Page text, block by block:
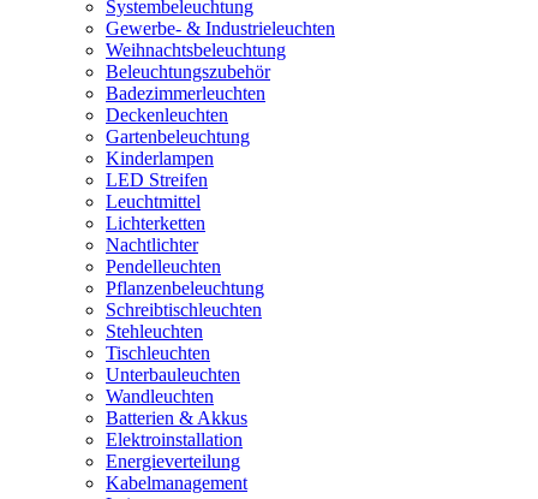
Systembeleuchtung
Gewerbe- & Industrieleuchten
Weihnachtsbeleuchtung
Beleuchtungszubehör
Badezimmerleuchten
Deckenleuchten
Gartenbeleuchtung
Kinderlampen
LED Streifen
Leuchtmittel
Lichterketten
Nachtlichter
Pendelleuchten
Pflanzenbeleuchtung
Schreibtischleuchten
Stehleuchten
Tischleuchten
Unterbauleuchten
Wandleuchten
Batterien & Akkus
Elektroinstallation
Energieverteilung
Kabelmanagement